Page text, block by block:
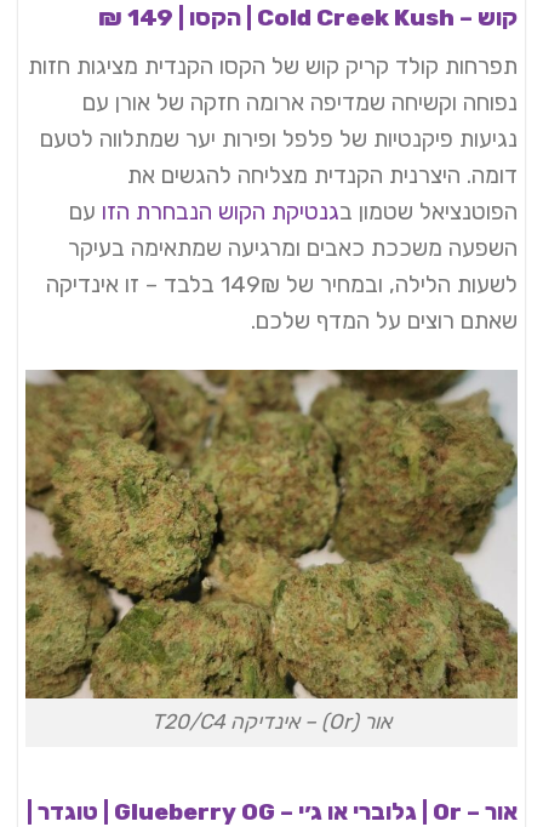
קוש – Cold Creek Kush | הקסו | 149 ₪
תפרחות קולד קריק קוש של הקסו הקנדית מציגות חזות
נפוחה וקשיחה שמדיפה ארומה חזקה של אורן עם
נגיעות פיקנטיות של פלפל ופירות יער שמתלווה לטעם
דומה. היצרנית הקנדית מצליחה להגשים את
הפוטנציאל שטמון בגנטיקת הקוש הנבחרת הזו עם
השפעה משככת כאבים ומרגיעה שמתאימה בעיקר
לשעות הלילה, ובמחיר של 149₪ בלבד – זו אינדיקה
שאתם רוצים על המדף שלכם.
אור (Or) – אינדיקה T20/C4
אור – Or | גלוברי או ג׳י – Glueberry OG | טוגדר |